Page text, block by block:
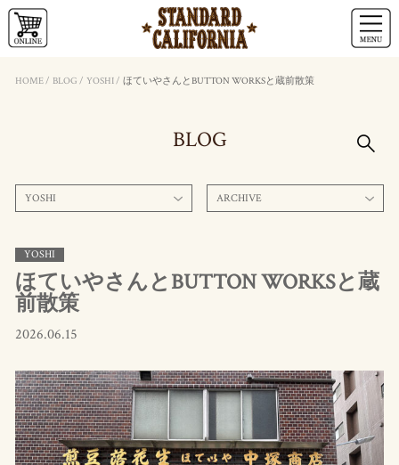
HOME/ BLOG / YOSHI/ ほていやさんとBUTTON WORKSと蔵前散策
BLOG
YOSHI ARCHIVE
YOSHI
ほていやさんとBUTTON WORKSと蔵
前散策
2026.06.15